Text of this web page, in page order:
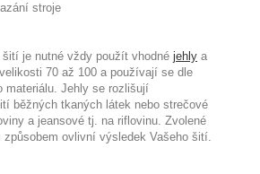
stroje
je nutné vždy použít vhodné jehly a
70 až 100 a používají se dle
materiálu. Jehly se rozlišují
běžných tkaných látek nebo strečové
a jeansové tj. na riflovinu. Zvolené
způsobem ovlivní výsledek Vašeho šití.